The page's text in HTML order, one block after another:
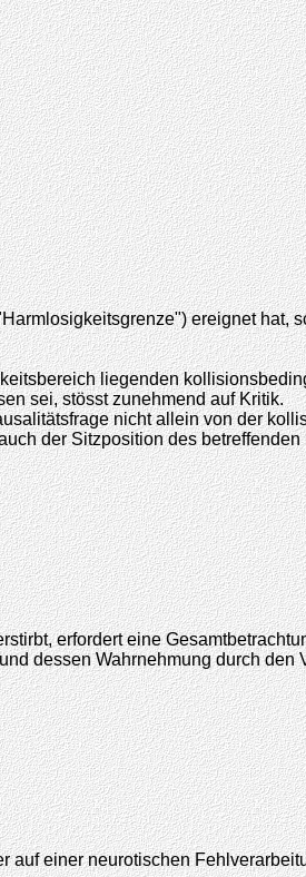
ereignet hat,
liegenden
sei, stösst zunehmend auf Kritik.
nicht allein von der
der Sitzposition des
erfordert eine
dessen Wahrnehmung durch den
einer neurotischen